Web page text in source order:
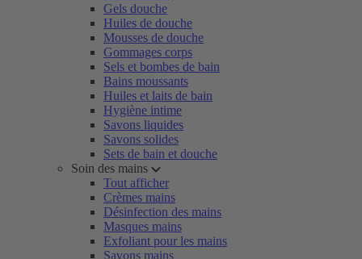
Gels douche
Huiles de douche
Mousses de douche
Gommages corps
Sels et bombes de bain
Bains moussants
Huiles et laits de bain
Hygiène intime
Savons liquides
Savons solides
Sets de bain et douche
Soin des mains
Tout afficher
Crèmes mains
Désinfection des mains
Masques mains
Exfoliant pour les mains
Savons mains